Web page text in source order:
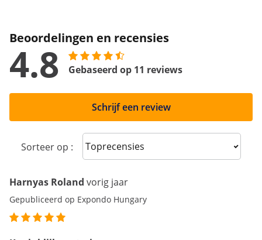
Beoordelingen en recensies
4.8 Gebaseerd op 11 reviews
Schrijf een review
Sorteer op : Sort reviews
Harnyas Roland vorig jaar
Gepubliceerd op Expondo Hungary